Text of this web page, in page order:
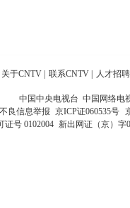
关于CNTV 联系CNTV 人才招聘
中国中央电视台 中国网络电
良信息举报 京ICP证060535号
证号 0102004 新出网证（京）